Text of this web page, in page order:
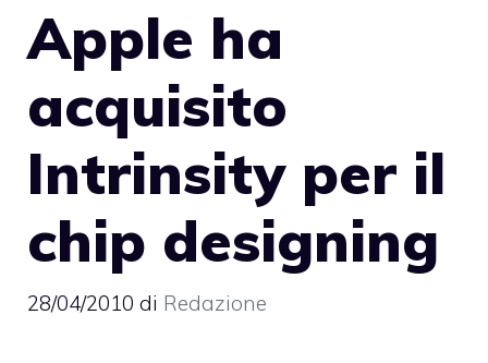
Apple ha
acquisito
Intrinsity per il
chip designing
28/04/2010 di Redazione